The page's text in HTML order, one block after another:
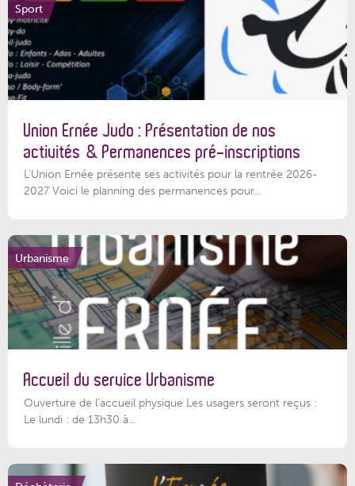
Sport
Union Ernée Judo : Présentation de nos
activités & Permanences pré-inscriptions
L'Union Ernée présente ses activités pour la rentrée 2026-
2027 Voici le planning des permanences pour...
Urbanisme
Accueil du service Urbanisme
Ouverture de l'accueil physique Les usagers seront reçus :
Le lundi : de 13h30 à...